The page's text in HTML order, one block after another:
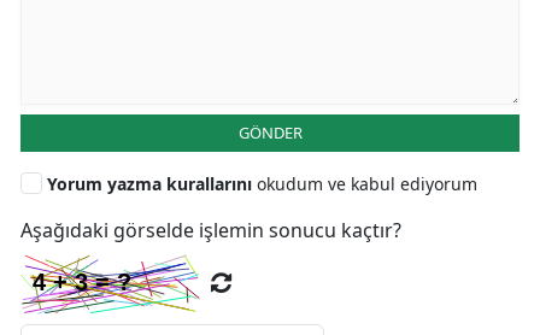
GÖNDER
Yorum yazma kurallarını okudum ve kabul ediyorum
Aşağıdaki görselde işlemin sonucu kaçtır?